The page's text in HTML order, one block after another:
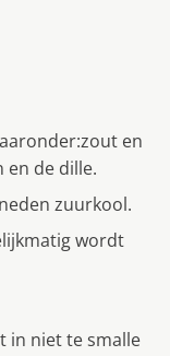
en
en de dille.
zuurkool.
wordt
in niet te smalle